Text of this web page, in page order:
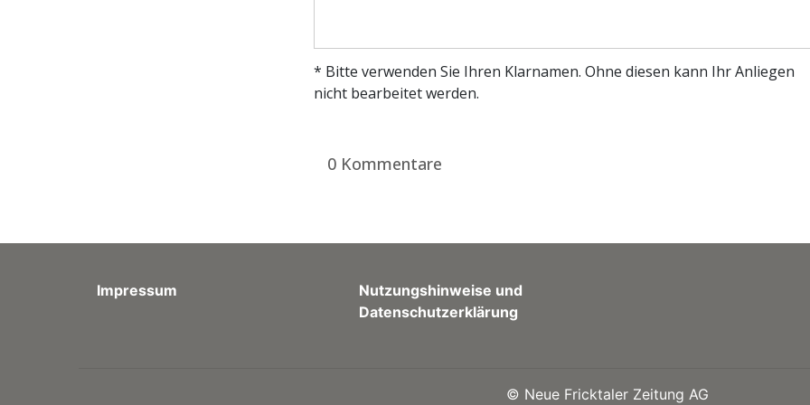
* Bitte verwenden Sie Ihren Klarnamen. Ohne diesen kann Ihr Anliegen
nicht bearbeitet werden.
0 Kommentare
Impressum
Nutzungshinweise und
Datenschutzerklärung
© Neue Fricktaler Zeitung AG